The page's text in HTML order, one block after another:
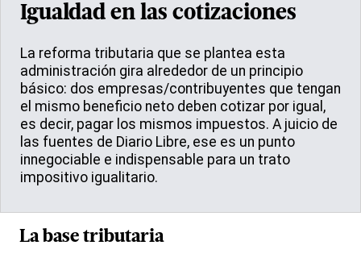
Igualdad en las cotizaciones
La reforma tributaria que se plantea esta
administración gira alrededor de un principio
básico: dos empresas/contribuyentes que tengan
el mismo beneficio neto deben cotizar por igual,
es decir, pagar los mismos impuestos. A juicio de
las fuentes de Diario Libre, ese es un punto
innegociable e indispensable para un trato
impositivo igualitario.
La base tributaria